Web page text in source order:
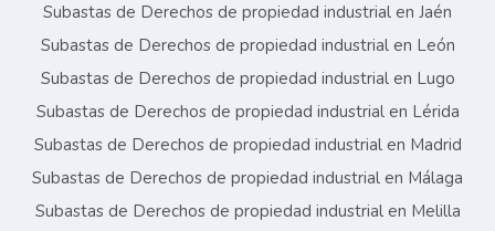
Subastas de Derechos de propiedad industrial en Jaén
Subastas de Derechos de propiedad industrial en León
Subastas de Derechos de propiedad industrial en Lugo
Subastas de Derechos de propiedad industrial en Lérida
Subastas de Derechos de propiedad industrial en Madrid
Subastas de Derechos de propiedad industrial en Málaga
Subastas de Derechos de propiedad industrial en Melilla